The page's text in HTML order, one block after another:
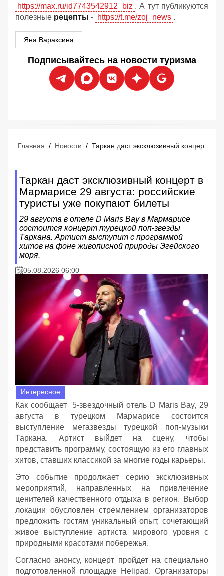
https://max.ru/id7743542912_biz . А тут публикуются
полезные рецепты - https://t.me/zoj_news .
Яна Вараксина
Подписывайтесь на новости туризма
Главная / Новости / Таркан даст эксклюзивный концерт в Мармарисе 29 августа: российские туристы уже покупают билеты
Таркан даст эксклюзивный концерт в
Мармарисе 29 августа: российские
туристы уже покупают билеты
29 августа в отеле D Maris Bay в Мармарисе
состоится концерт турецкой поп-звезды
Таркана. Артист выступит с программой
хитов на фоне живописной природы Эгейского
моря.
05.08.2026 06:00
Интересное
Как сообщает 5-звездочный отель D Maris Bay, 29
августа в турецком Мармарисе состоится
выступление мегазвезды турецкой поп-музыки
Таркана. Артист выйдет на сцену, чтобы
представить программу, состоящую из его главных
хитов, ставших классикой за многие годы карьеры.
Это событие продолжает серию эксклюзивных
мероприятий, направленных на привлечение
ценителей качественного отдыха в регион. Выбор
локации обусловлен стремлением организаторов
предложить гостям уникальный опыт, сочетающий
живое выступление артиста мирового уровня с
природными красотами побережья.
Согласно анонсу, концерт пройдет на специально
подготовленной площадке Helipad. Организаторы